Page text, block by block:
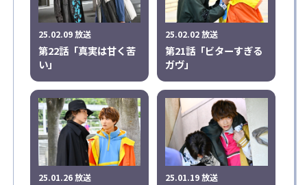
25.02.09 放送
第22話「真実は甘く苦
い」
25.02.02 放送
第21話「ビターすぎる
ガヴ」
25.01.26 放送 25.01.19 放送